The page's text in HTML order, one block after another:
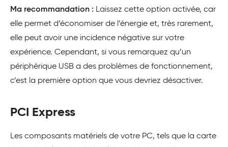
Ma recommandation : Laissez cette option activée, car
elle permet d’économiser de l’énergie et, très rarement,
elle peut avoir une incidence négative sur votre
expérience. Cependant, si vous remarquez qu’un
périphérique USB a des problèmes de fonctionnement,
c’est la première option que vous devriez désactiver.
PCI Express
Les composants matériels de votre PC, tels que la carte